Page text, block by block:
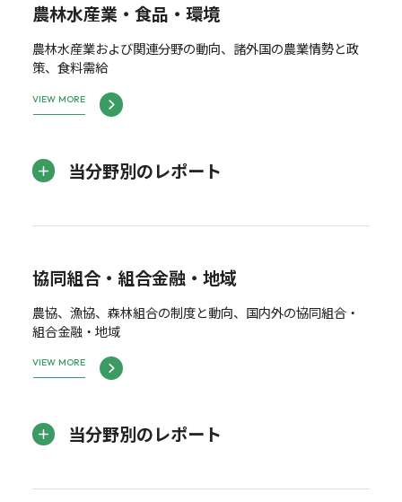
農林水産業・食品・環境
農林水産業および関連分野の動向、諸外国の農業情勢と政
策、食料需給
VIEW MORE
当分野別のレポート
協同組合・組合金融・地域
農協、漁協、森林組合の制度と動向、国内外の協同組合・
組合金融・地域
VIEW MORE
当分野別のレポート